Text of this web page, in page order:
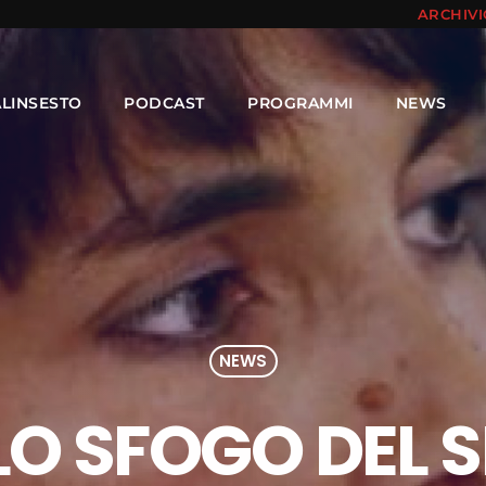
PODCAST PROGRAMMI NEWS
NEWS
SFOGO DEL